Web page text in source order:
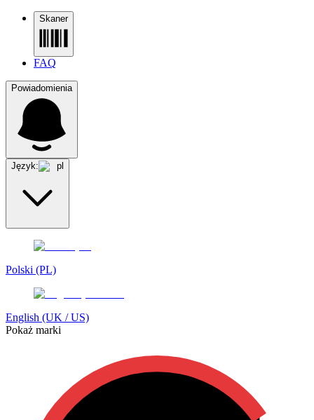
Skaner
FAQ
Powiadomienia
Język: pl
Polski (PL)
English (UK / US)
Pokaż marki